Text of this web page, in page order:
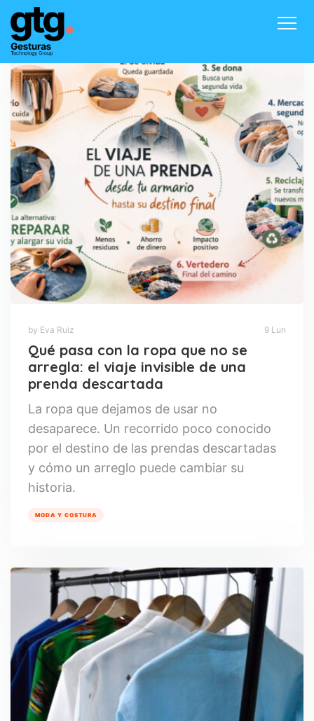
Contacto
Blog
Acceder
by Eva Ruiz 9 Lun
Qué pasa con la ropa que no se
arregla: el viaje invisible de una
prenda descartada
La ropa que dejamos de usar no
desaparece. Un recorrido poco conocido
por el destino de las prendas descartadas
y cómo un arreglo puede cambiar su
historia.
MODA Y COSTURA